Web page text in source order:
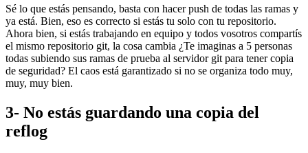
Sé lo que estás pensando, basta con hacer push de todas las ramas y
ya está. Bien, eso es correcto si estás tu solo con tu repositorio.
Ahora bien, si estás trabajando en equipo y todos vosotros compartís
el mismo repositorio git, la cosa cambia ¿Te imaginas a 5 personas
todas subiendo sus ramas de prueba al servidor git para tener copia
de seguridad? El caos está garantizado si no se organiza todo muy,
muy, muy bien.
3- No estás guardando una copia del
reflog